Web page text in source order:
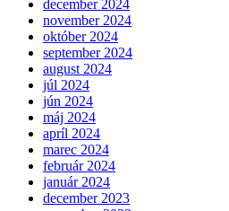
december 2024
november 2024
október 2024
september 2024
august 2024
júl 2024
jún 2024
máj 2024
apríl 2024
marec 2024
február 2024
január 2024
december 2023